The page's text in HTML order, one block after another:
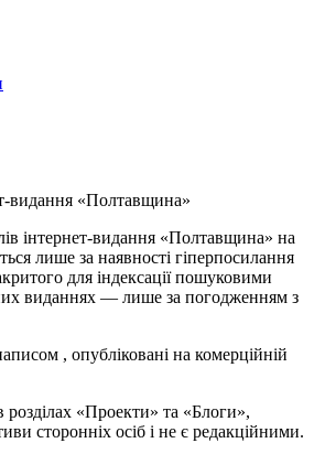
видання «Полтавщина»
інтернет-видання «Полтавщина» на
лише за наявності гіперпосилання
для індексації пошуковими
виданнях — лише за погодженням з
, опубліковані на комерційній
розділах «Проекти» та «Блоги»,
сторонніх осіб і не є редакційними.